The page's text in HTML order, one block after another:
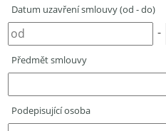
Datum uzavření smlouvy (od - do)
-
Předmět smlouvy
Podepisující osoba